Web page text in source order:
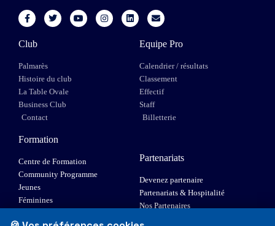
Club
Palmarès
Histoire du club
La Table Ovale
Business Club
Contact
Equipe Pro
Calendrier / résultats
Classement
Effectif
Staff
Billetterie
Formation
Centre de Formation
Community Programme
Jeunes
Féminines
Partenariats
Devenez partenaire
Partenariats & Hospitalité
Nos Partenaires